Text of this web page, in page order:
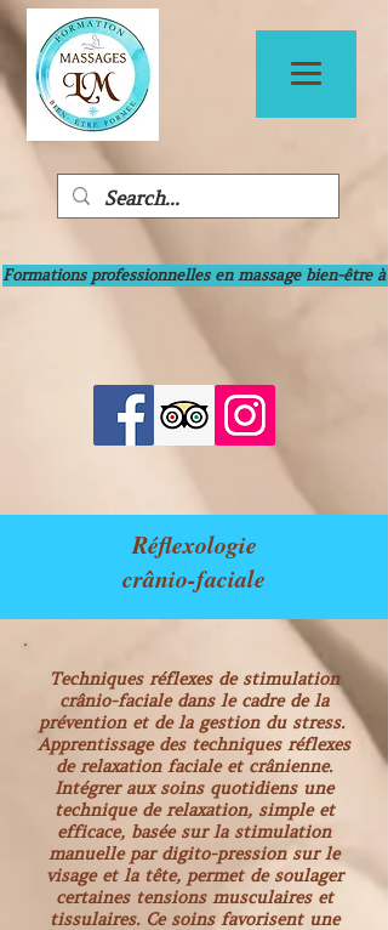
Formations professionnelles en massage bien-être à
Réflexologie
crânio-faciale
Techniques réflexes de stimulation
crânio-faciale dans le cadre de la
prévention et de la gestion du stress.
Apprentissage des techniques réflexes
de relaxation faciale et crânienne.
Intégrer aux soins quotidiens une
technique de relaxation, simple et
efficace, basée sur la stimulation
manuelle par digito-pression sur le
visage et la tête, permet de soulager
certaines tensions musculaires et
tissulaires. Ce soins favorisent une